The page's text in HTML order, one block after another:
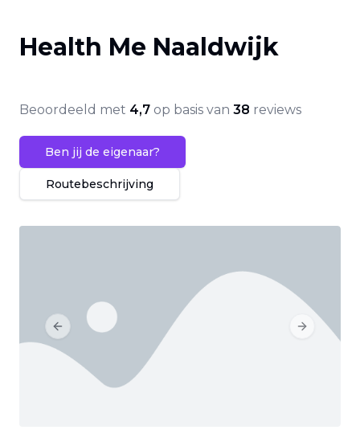
Health Me Naaldwijk
Beoordeeld met 4,7 op basis van 38 reviews
Ben jij de eigenaar?
Routebeschrijving
Previous slide Next slide